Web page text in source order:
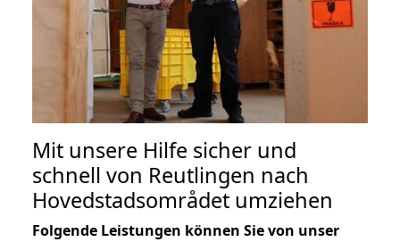
Mit unsere Hilfe sicher und
schnell von Reutlingen nach
Hovedstadsområdet umziehen
Folgende Leistungen können Sie von unser